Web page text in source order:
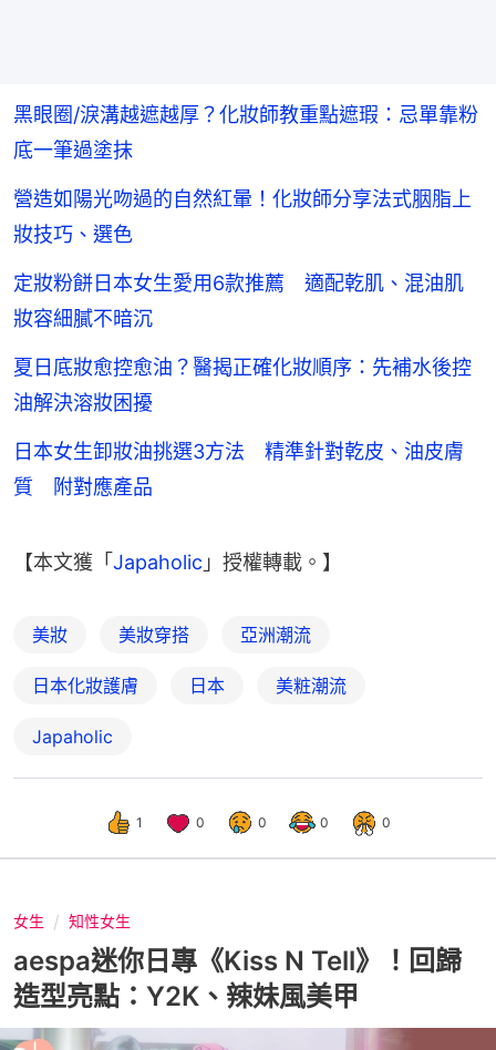
黑眼圈/淚溝越遮越厚？化妝師教重點遮瑕：忌單靠粉
底一筆過塗抹
營造如陽光吻過的自然紅暈！化妝師分享法式胭脂上
妝技巧、選色
定妝粉餅日本女生愛用6款推薦 適配乾肌、混油肌
妝容細膩不暗沉
夏日底妝愈控愈油？醫揭正確化妝順序：先補水後控
油解決溶妝困擾
日本女生卸妝油挑選3方法 精準針對乾皮、油皮膚
質 附對應產品
【本文獲「 Japaholic 」授權轉載。】
美妝 美妝穿搭 亞洲潮流
日本化妝護膚 日本 美粧潮流
Japaholic
1 0 0 0 0
女生 知性女生
aespa迷你日專《Kiss N Tell》！回歸
造型亮點：Y2K、辣妹風美甲